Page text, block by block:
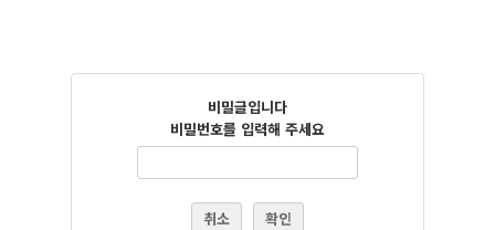
비밀글입니다
비밀번호를 입력해 주세요
취소 확인